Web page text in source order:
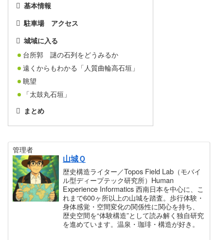
基本情報
駐車場 アクセス
城域に入る
台所郭 謎の石列をどうみるか
遠くからもわかる「人質曲輪高石垣」
眺望
「太鼓丸石垣」
まとめ
管理者
山城Ｑ
歴史構造ライター／Topos Field Lab（モバイ
ル型ディープテック研究所）Human
Experience Informatics 西南日本を中心に、こ
れまで600ヶ所以上の山城を踏査。歩行体験・
身体感覚・空間変化の関係性に関心を持ち、
歴史空間を“体験構造”として読み解く独自研究
を進めています。温泉・珈琲・構造が好き。